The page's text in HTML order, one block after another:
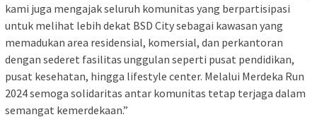
kami juga mengajak seluruh komunitas yang berpartisipasi
untuk melihat lebih dekat BSD City sebagai kawasan yang
memadukan area residensial, komersial, dan perkantoran
dengan sederet fasilitas unggulan seperti pusat pendidikan,
pusat kesehatan, hingga lifestyle center. Melalui Merdeka Run
2024 semoga solidaritas antar komunitas tetap terjaga dalam
semangat kemerdekaan.”